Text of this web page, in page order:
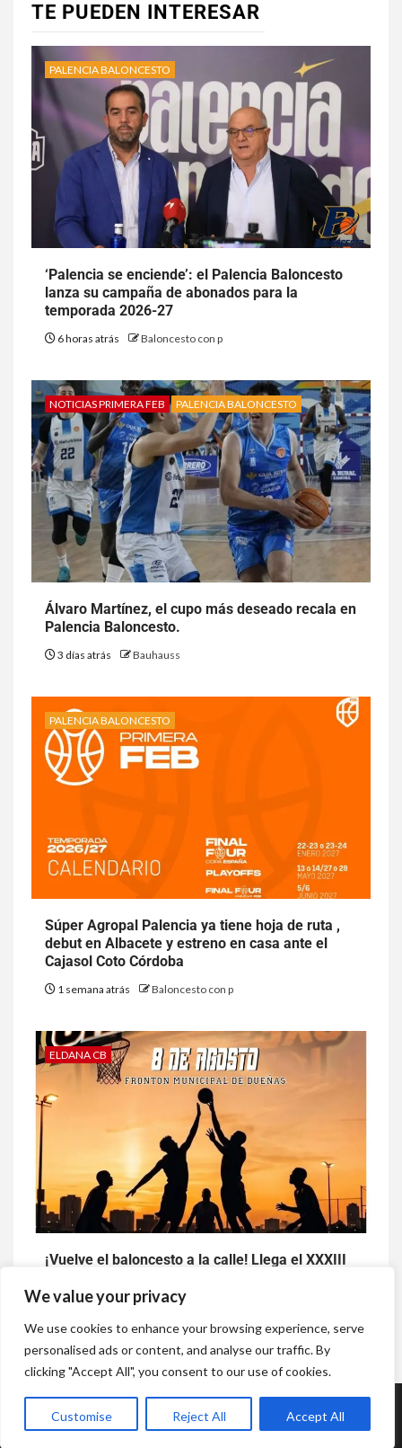
We value your privacy
We use cookies to enhance your browsing experience, serve
personalised ads or content, and analyse our traffic. By
clicking "Accept All", you consent to our use of cookies.
Customise Reject All Accept All
TE PUEDEN INTERESAR
PALENCIA BALONCESTO
‘Palencia se enciende’: el Palencia Baloncesto
lanza su campaña de abonados para la
temporada 2026-27
6 horas atrás Baloncesto con p
NOTICIAS PRIMERA FEB PALENCIA BALONCESTO
Álvaro Martínez, el cupo más deseado recala en
Palencia Baloncesto.
3 días atrás Bauhauss
PALENCIA BALONCESTO
Súper Agropal Palencia ya tiene hoja de ruta ,
debut en Albacete y estreno en casa ante el
Cajasol Coto Córdoba
1 semana atrás Baloncesto con p
ELDANA CB
¡Vuelve el baloncesto a la calle! Llega el XXXIII
1 semana atrás Baloncesto con p
Copyright © Todos los derechos reservados.
por AF
themes.